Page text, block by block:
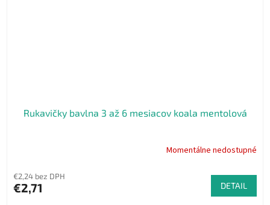
Rukavičky bavlna 3 až 6 mesiacov koala mentolová
Momentálne nedostupné
€2,24 bez DPH
€2,71 DETAIL